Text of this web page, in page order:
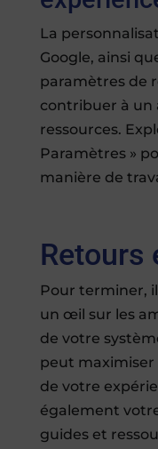
La
Google, ainsi
paramètres de
contribuer à un
ressources.
Paramètres »
manière de
Retours
Pour terminer,
un œil sur les
de votre
peut maximiser
de votre
également
guides et